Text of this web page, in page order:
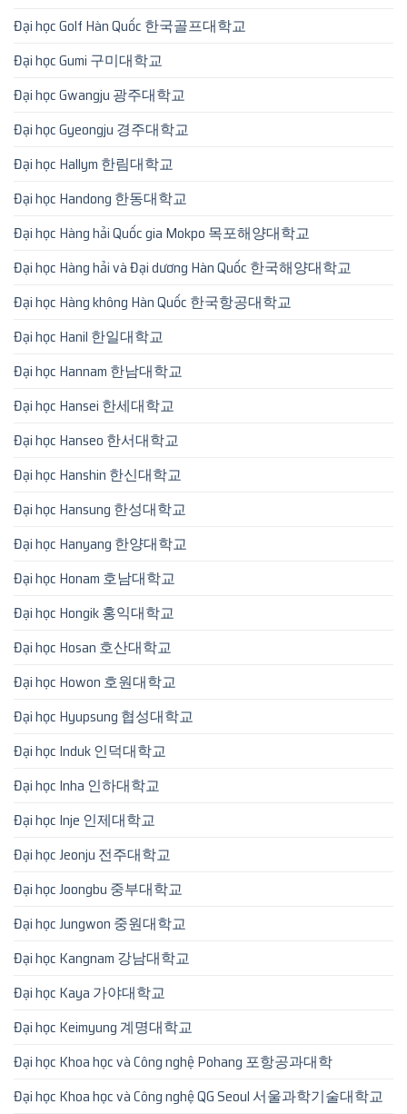
Đại học Golf Hàn Quốc 한국골프대학교
Đại học Gumi 구미대학교
Đại học Gwangju 광주대학교
Đại học Gyeongju 경주대학교
Đại học Hallym 한림대학교
Đại học Handong 한동대학교
Đại học Hàng hải Quốc gia Mokpo 목포해양대학교
Đại học Hàng hải và Đại dương Hàn Quốc 한국해양대학교
Đại học Hàng không Hàn Quốc 한국항공대학교
Đại học Hanil 한일대학교
Đại học Hannam 한남대학교
Đại học Hansei 한세대학교
Đại học Hanseo 한서대학교
Đại học Hanshin 한신대학교
Đại học Hansung 한성대학교
Đại học Hanyang 한양대학교
Đại học Honam 호남대학교
Đại học Hongik 홍익대학교
Đại học Hosan 호산대학교
Đại học Howon 호원대학교
Đại học Hyupsung 협성대학교
Đại học Induk 인덕대학교
Đại học Inha 인하대학교
Đại học Inje 인제대학교
Đại học Jeonju 전주대학교
Đại học Joongbu 중부대학교
Đại học Jungwon 중원대학교
Đại học Kangnam 강남대학교
Đại học Kaya 가야대학교
Đại học Keimyung 계명대학교
Đại học Khoa học và Công nghệ Pohang 포항공과대학
Đại học Khoa học và Công nghệ QG Seoul 서울과학기술대학교